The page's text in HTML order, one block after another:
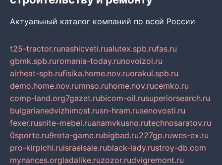
Актуальный каталог компаний по всей России
t25-tractor.runashicveti.rualutex.spb.rufas.ru
gbmk.spb.ruromania-today.runovoizol.ru
airheat-spb.rufisika.home.nov.ruorakul.spb.ru
demo.home.nov.rumnso.ruhome.nov.rucemko.ru
comp-land.org7gazet.rubicom-oil.rusuperiorsearch.ru
bulgarianedvizhimost.rusn-hram.rusenovosti.ru
fexer.rusnite-mebel.ruanamvkusno.rutechnosaratov.ru
0sporte.ru9rota-game.rubigbad.ru227gp.ruwes-ex.ru
pro-kirpichi.ruisraelsale.rublack-lady.rustroy-db.com
mynances.orgladalike.ruzozor.rudvigremont.ru